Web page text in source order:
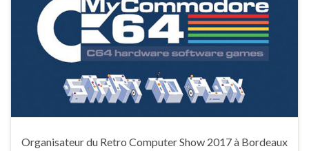
Organisateur du Retro Computer Show 2017 à Bordeaux